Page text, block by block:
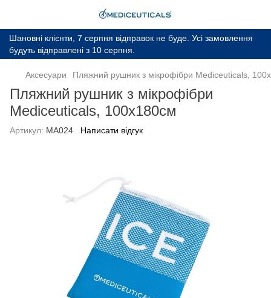
Шановні клієнти, 7 серпня відправок не буде. Усі замовлення
будуть відправлені з 10 серпня.
Аксесуари Пляжний рушник з мікрофібри Mediceuticals,
Пляжний рушник з мікрофібри
Mediceuticals, 100х180см
Артикул: MA024 Написати відгук